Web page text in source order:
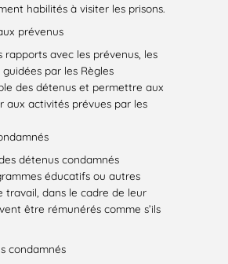
habilités à visiter les prisons.
prévenus
rapports avec les prévenus, les
par les Règles
des détenus et permettre aux
aux activités prévues par les
détenus condamnés
éducatifs ou autres
travail, dans le cadre de leur
être rémunérés comme s’ils
condamnés